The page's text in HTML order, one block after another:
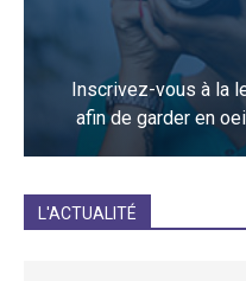
Inscrivez-vous à la
afin de garder en
L'ACTUALITÉ